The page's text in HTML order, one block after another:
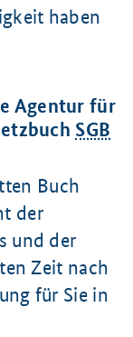
haben
Agentur für
SGB
Buch
der
und der
Zeit nach
für Sie in